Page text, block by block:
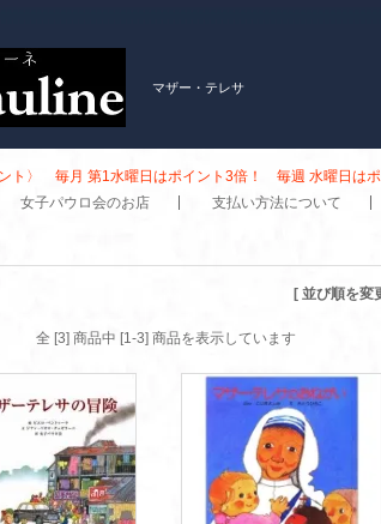
マザー・テレサ
ント〉 毎月 第1水曜日はポイント3倍！ 毎週 水曜日は
女子パウロ会のお店 支払い方法について
[ 並び順を変
全 [3] 商品中 [1-3] 商品を表示しています